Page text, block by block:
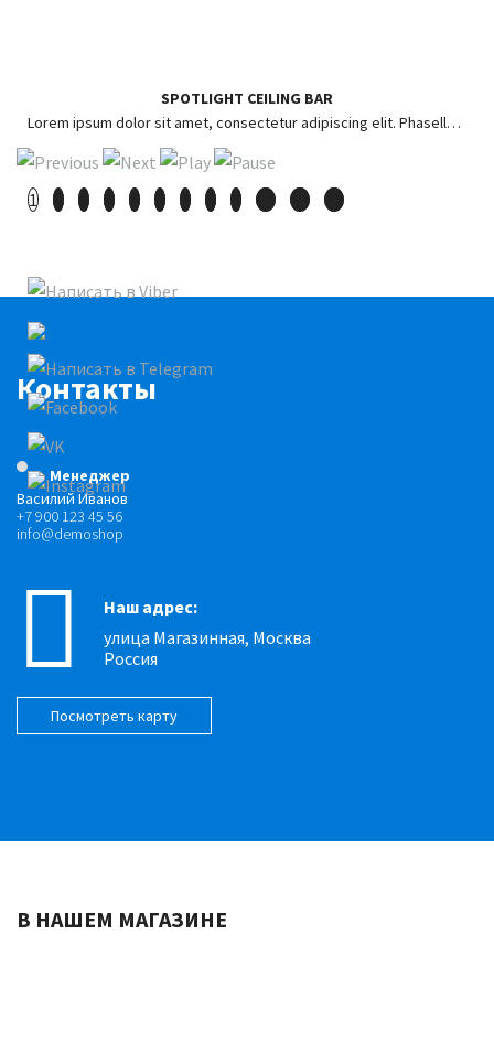
SPOTLIGHT CEILING BAR
Lorem ipsum dolor sit amet, consectetur adipiscing elit. Phasellus ut risus pharetra, posuere enim in, hendrerit lorem.
1 10 11 12
Контакты
Менеджер
Василий Иванов
+7 900 123 45 56
info@demoshop
Наш адрес:
улица Магазинная, Москва
Россия
Посмотреть карту
В НАШЕМ МАГАЗИНЕ